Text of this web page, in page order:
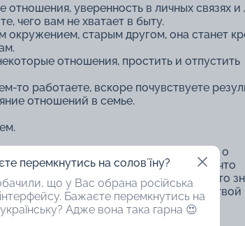
уверенность в личных связях
чего вам не хватает в быту.
старым другом, она станет
отношения, простить и отпустить
то работаете, вскоре почувствуете
отношений в семье.
скучают по вам. Это свидетельствует о
из вашей жизни. Некоторые трактуют, что
оценивается утрата ценностей ― это
вопросах. Возможно, вы станете жертвой
перемкнутись на соловʼїну?
що у Вас обрана російська
Бажаєте перемкнутись на
українську? Адже вона така гарна 😍